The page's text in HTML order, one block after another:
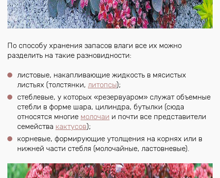
По способу хранения запасов влаги все их можно
разделить на такие разновидности:
листовые, накапливающие жидкость в мясистых
листьях (толстянки, литопсы);
стеблевые, у которых «резервуаром» служат объемные
стебли в форме шара, цилиндра, бутылки (сюда
относятся многие молочаи и почти все представители
семейства кактусов);
корневые, формирующие утолщения на корнях или в
нижней части стебля (молочайные, ластовневые).